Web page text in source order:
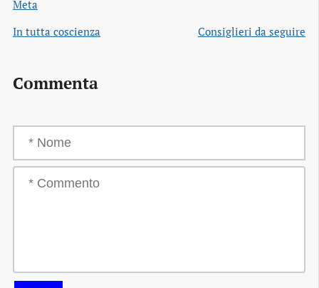
Meta
In tutta coscienza
Consiglieri da seguire
Commenta